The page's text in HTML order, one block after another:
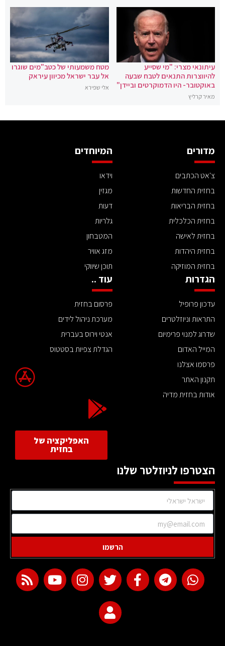
עיתונאי מצרי: "מי שסייע
להיווצרות התנאים לטבח שבעה
באוקטובר- היו הדמוקרטים וביידן"
מאיר קרליץ
מטח משמעותי של כטב"מים שוגרו
אל עבר ישראל מכיוון עיראק
אלי שפירא
מדורים
צ'אט הכתבים
בחזית החדשות
בחזית הבריאות
בחזית הכלכלית
בחזית לאישה
בחזית היהדות
בחזית המוזיקה
המיוחדים
וידאו
מגזין
דעות
גלריות
המטבחון
מזג אוויר
תוכן שיווקי
הגדרות
עדכון פרופיל
התראות וניוזלטרים
שדרוג למנוי פרימיום
המייל האדום
פרסמו אצלנו
תקנון האתר
אודות בחזית מדיה
עוד ..
פרסום בחזית
מערכת ניהול לידים
אנטי וירוס בעברית
הגדלת צפיות בסטטוס
האפליקציה של
בחזית
הצטרפו לניוזלטר שלנו
הרשמו